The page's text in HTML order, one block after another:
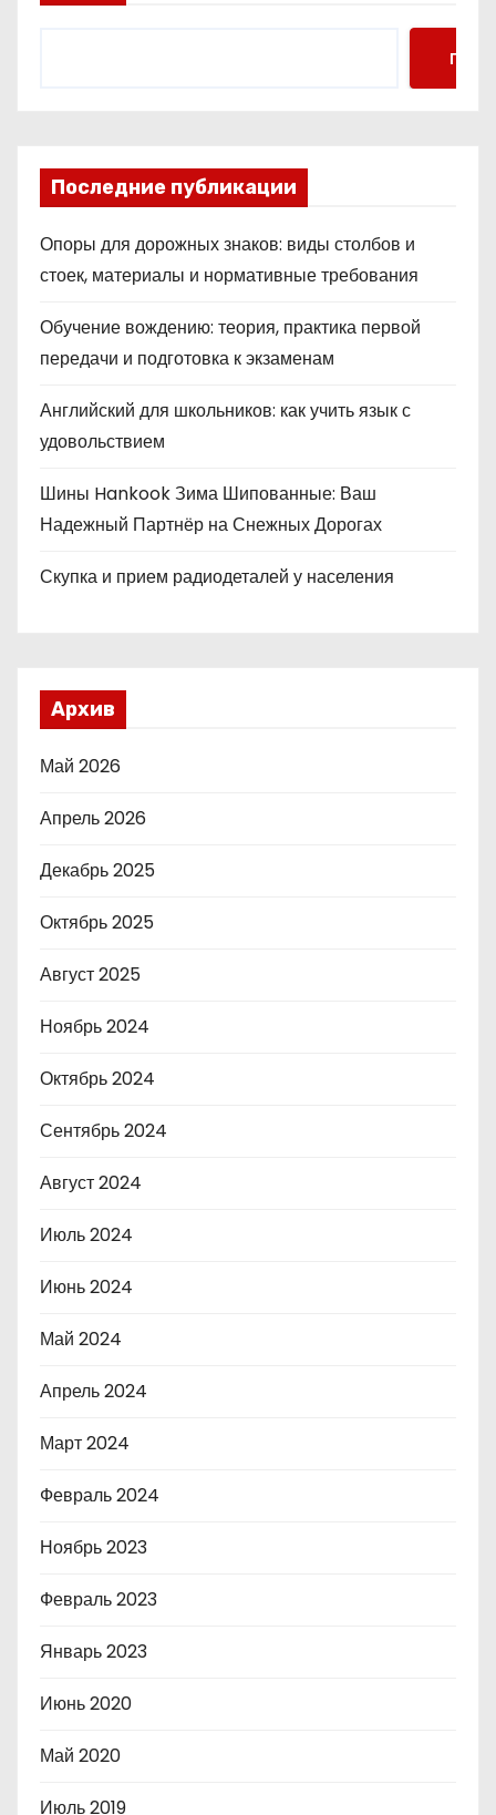
Поиск
Последние публикации
Опоры для дорожных знаков: виды столбов и
стоек, материалы и нормативные требования
Обучение вождению: теория, практика первой
передачи и подготовка к экзаменам
Английский для школьников: как учить язык с
удовольствием
Шины Hankook Зима Шипованные: Ваш
Надежный Партнёр на Снежных Дорогах
Скупка и прием радиодеталей у населения
Архив
Май 2026
Апрель 2026
Декабрь 2025
Октябрь 2025
Август 2025
Ноябрь 2024
Октябрь 2024
Сентябрь 2024
Август 2024
Июль 2024
Июнь 2024
Май 2024
Апрель 2024
Март 2024
Февраль 2024
Ноябрь 2023
Февраль 2023
Январь 2023
Июнь 2020
Май 2020
Июль 2019